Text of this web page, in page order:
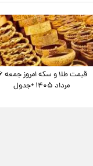
قیمت
مرداد ۱۴۰۵ +جدول